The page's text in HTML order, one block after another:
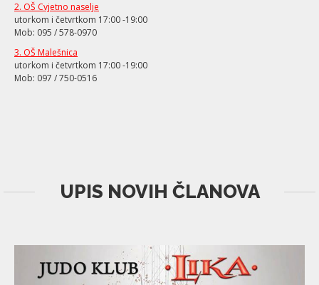
2. OŠ Cvjetno naselje
utorkom i četvrtkom 17:00 -19:00
Mob: 095 / 578-0970
3. OŠ Malešnica
utorkom i četvrtkom 17:00 -19:00
Mob: 097 / 750-0516
UPIS NOVIH ČLANOVA